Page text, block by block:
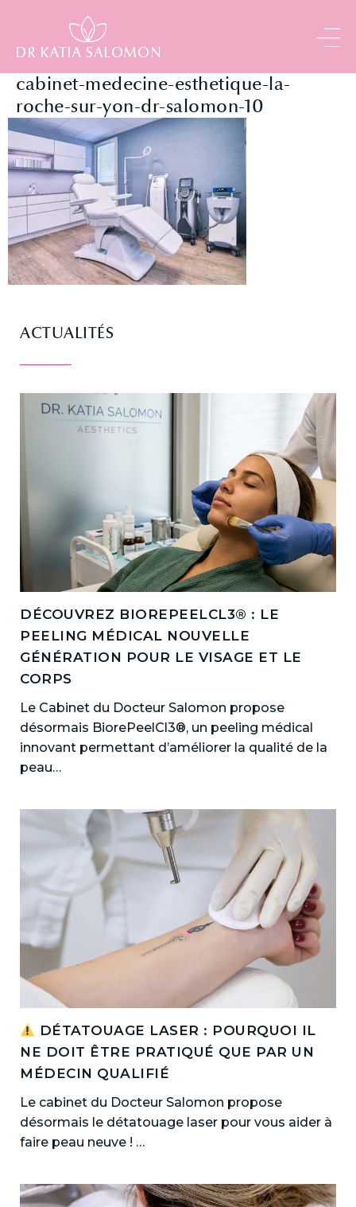
cabinet-medecine-esthetique-la-
roche-sur-yon-dr-salomon-10
ACTUALITÉS
DÉCOUVREZ BIOREPEELCL3® : LE
PEELING MÉDICAL NOUVELLE
GÉNÉRATION POUR LE VISAGE ET LE
CORPS
Le Cabinet du Docteur Salomon propose
désormais BiorePeelCl3®, un peeling médical
innovant permettant d’améliorer la qualité de la
peau…
DÉTATOUAGE LASER : POURQUOI IL
NE DOIT ÊTRE PRATIQUÉ QUE PAR UN
MÉDECIN QUALIFIÉ
Le cabinet du Docteur Salomon propose
désormais le détatouage laser pour vous aider à
faire peau neuve ! …